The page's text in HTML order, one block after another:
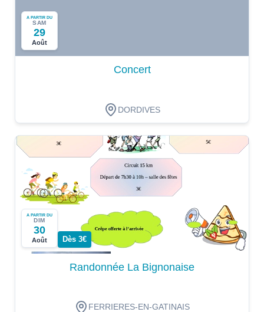
A PARTIR DU
SAM
29
Août
Concert
DORDIVES
A PARTIR DU
DIM
30
Août Dès 3€
Randonnée La Bignonaise
FERRIERES-EN-GATINAIS